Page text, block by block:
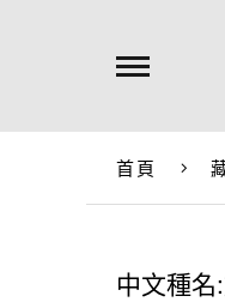
首頁
中文種名